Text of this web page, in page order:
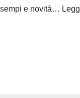
e novità…